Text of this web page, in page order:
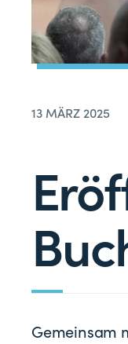
13 MÄRZ 2025
Gemeinsam